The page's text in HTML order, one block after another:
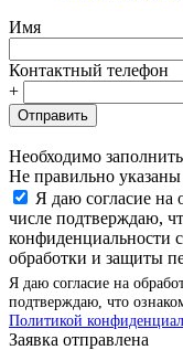
Имя
Контактный телефон
+
Отправить
Необходимо
Не правильно указаны
Я даю согласие на
числе подтверждаю,
конфиденциальности
обработки и защиты
Я даю согласие на
подтверждаю, что
Политикой
Заявка отправлена